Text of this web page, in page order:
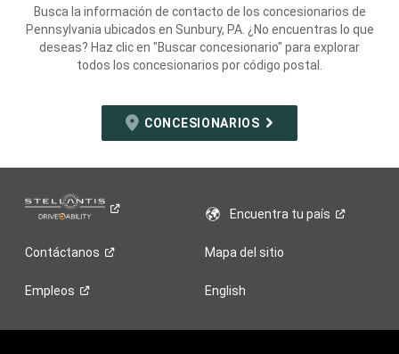
Busca la información de contacto de los concesionarios de
Pennsylvania ubicados en Sunbury, PA. ¿No encuentras lo que
deseas? Haz clic en "Buscar concesionario" para explorar
todos los concesionarios por código postal.
CONCESIONARIOS
Encuentra tupaís
Contáctanos Mapa del sitio
Empleos English